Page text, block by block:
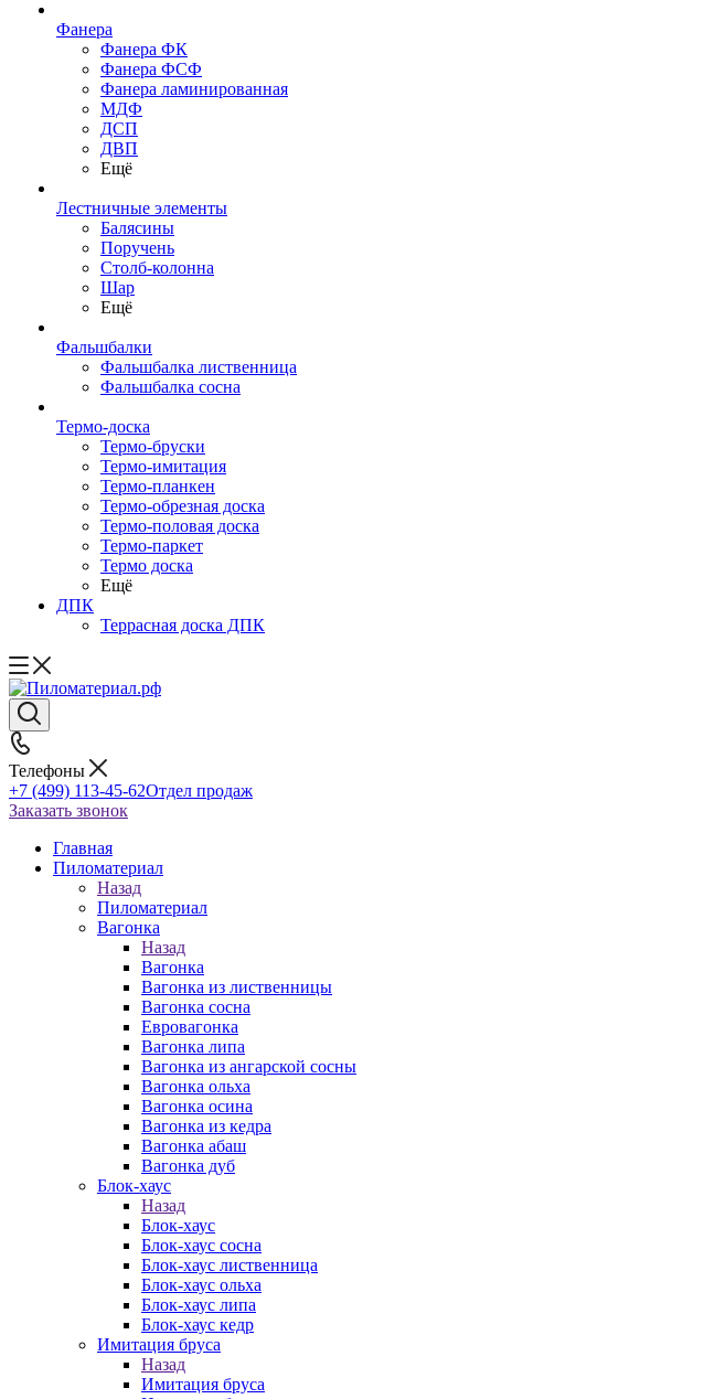
Фанера
Фанера ФК
Фанера ФСФ
Фанера ламинированная
МДФ
ДСП
ДВП
Ещё
Лестничные элементы
Балясины
Поручень
Столб-колонна
Шар
Ещё
Фальшбалки
Фальшбалка лиственница
Фальшбалка сосна
Термо-доска
Термо-бруски
Термо-имитация
Термо-планкен
Термо-обрезная доска
Термо-половая доска
Термо-паркет
Термо доска
Ещё
ДПК
Террасная доска ДПК
Телефоны
+7 (499) 113-45-62Отдел продаж
Заказать звонок
Главная
Пиломатериал
Назад
Пиломатериал
Вагонка
Назад
Вагонка
Вагонка из лиственницы
Вагонка сосна
Евровагонка
Вагонка липа
Вагонка из ангарской сосны
Вагонка ольха
Вагонка осина
Вагонка из кедра
Вагонка абаш
Вагонка дуб
Блок-хаус
Назад
Блок-хаус
Блок-хаус сосна
Блок-хаус лиственница
Блок-хаус ольха
Блок-хаус липа
Блок-хаус кедр
Имитация бруса
Назад
Имитация бруса